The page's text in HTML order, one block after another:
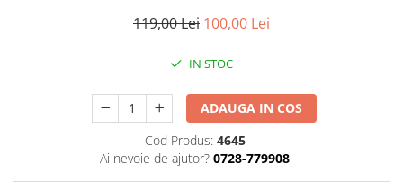
119,00 Lei 100,00 Lei
IN STOC
ADAUGA IN COS
Cod Produs: 4645
Ai nevoie de ajutor? 0728-779908